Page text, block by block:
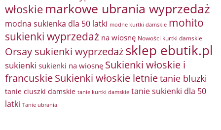
włoskie markowe ubrania wyprzedaż
modna sukienka dla 50 latki modne kurtki damskie mohito
sukienki wyprzedaż na wiosnę Nowości kurtki damskie
Orsay sukienki wyprzedażsklep ebutik.pl
sukienki sukienki na wiosnę Sukienki włoskie i
francuskieSukienki włoskie letnietanie bluzki
tanie ciuszki damskie tanie kurtki damskie tanie sukienki dla 50
latki Tanie ubrania